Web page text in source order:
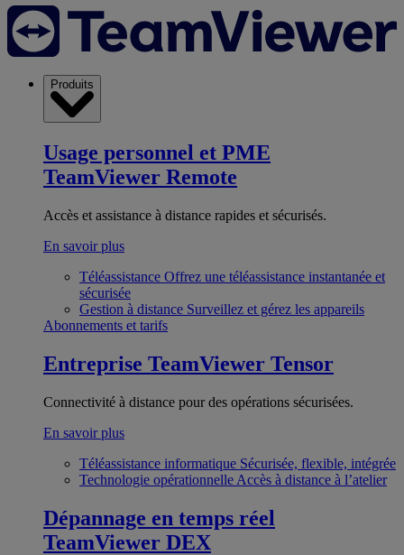
Produits
Usage personnel et PME
TeamViewer Remote
Accès et assistance à distance rapides et sécurisés.
En savoir plus
Téléassistance Offrez une téléassistance instantanée et
sécurisée
Gestion à distance Surveillez et gérez les appareils
Abonnements et tarifs
Entreprise TeamViewer Tensor
Connectivité à distance pour des opérations sécurisées.
En savoir plus
Téléassistance informatique Sécurisée, flexible, intégrée
Technologie opérationnelle Accès à distance à l’atelier
Dépannage en temps réel
TeamViewer DEX